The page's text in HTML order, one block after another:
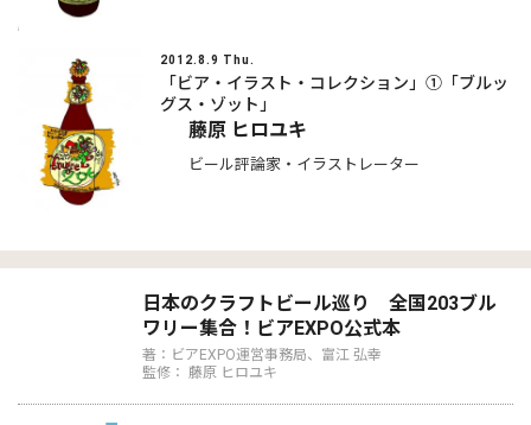
2012.8.9 Thu.
「ビア・イラスト・コレクション」①「ブルッ
グス・ゾット」
藤原 ヒロユキ
ビール評論家・イラストレーター
日本のクラフトビール巡り 全国203ブル
ワリー集合！ビアEXPO公式本
著：ビアEXPO運営事務局、富江 弘幸